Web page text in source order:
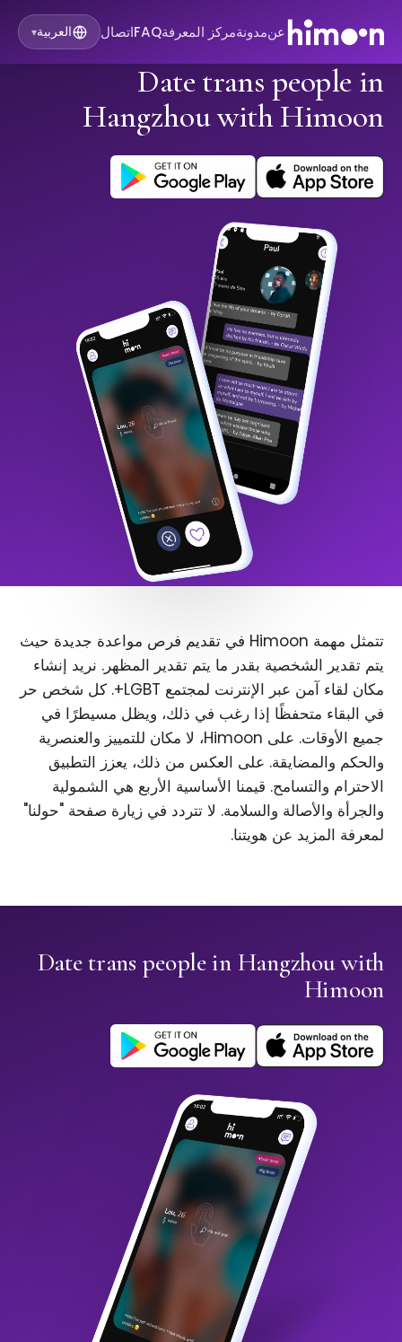
عنمدونةمركز المعرفةFAQاتصال العربية▾
Date trans people in
Hangzhou with Himoon
تتمثل مهمة Himoon في تقديم فرص مواعدة جديدة حيث
يتم تقدير الشخصية بقدر ما يتم تقدير المظهر. نريد إنشاء
مكان لقاء آمن عبر الإنترنت لمجتمع LGBT+. كل شخص حر
في البقاء متحفظًا إذا رغب في ذلك، ويظل مسيطرًا في
جميع الأوقات. على Himoon، لا مكان للتمييز والعنصرية
والحكم والمضايقة. على العكس من ذلك، يعزز التطبيق
الاحترام والتسامح. قيمنا الأساسية الأربع هي الشمولية
والجرأة والأصالة والسلامة. لا تتردد في زيارة صفحة "حولنا"
لمعرفة المزيد عن هويتنا.
Date trans people in Hangzhou with
Himoon